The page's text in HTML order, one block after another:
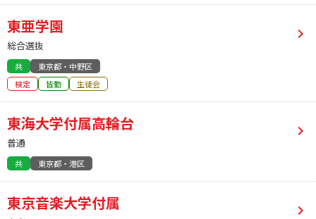
東亜学園
総合選抜
共
東京都・中野区
検定
皆勤 生徒会
東海大学付属高輪台
普通
共 東京都・港区
東京音楽大学付属